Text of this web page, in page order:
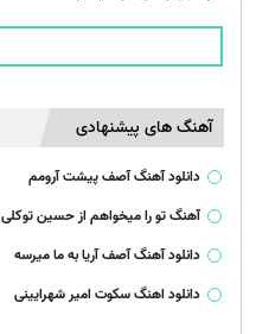
آهنگ های پیشنهادی
دانلود آهنگ آصف پیشت آرومم
آهنگ تو را میخواهم از حسین توکلی
دانلود آهنگ آصف آریا به ما میرسه
دانلود اهنگ سکوت امیر شهرایینی